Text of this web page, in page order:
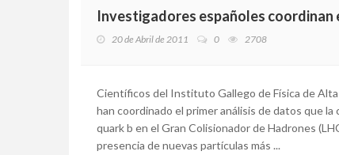
Investigadores españoles coordinan
20 de Abril de 2011 0 2708
Científicos del Instituto Gallego de Física de
han coordinado el primer análisis de datos que
quark b en el Gran Colisionador de Hadrones
presencia de nuevas partículas más ...